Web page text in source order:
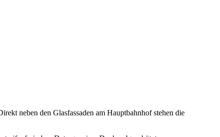
neben den Glasfassaden am Hauptbahnhof stehen die